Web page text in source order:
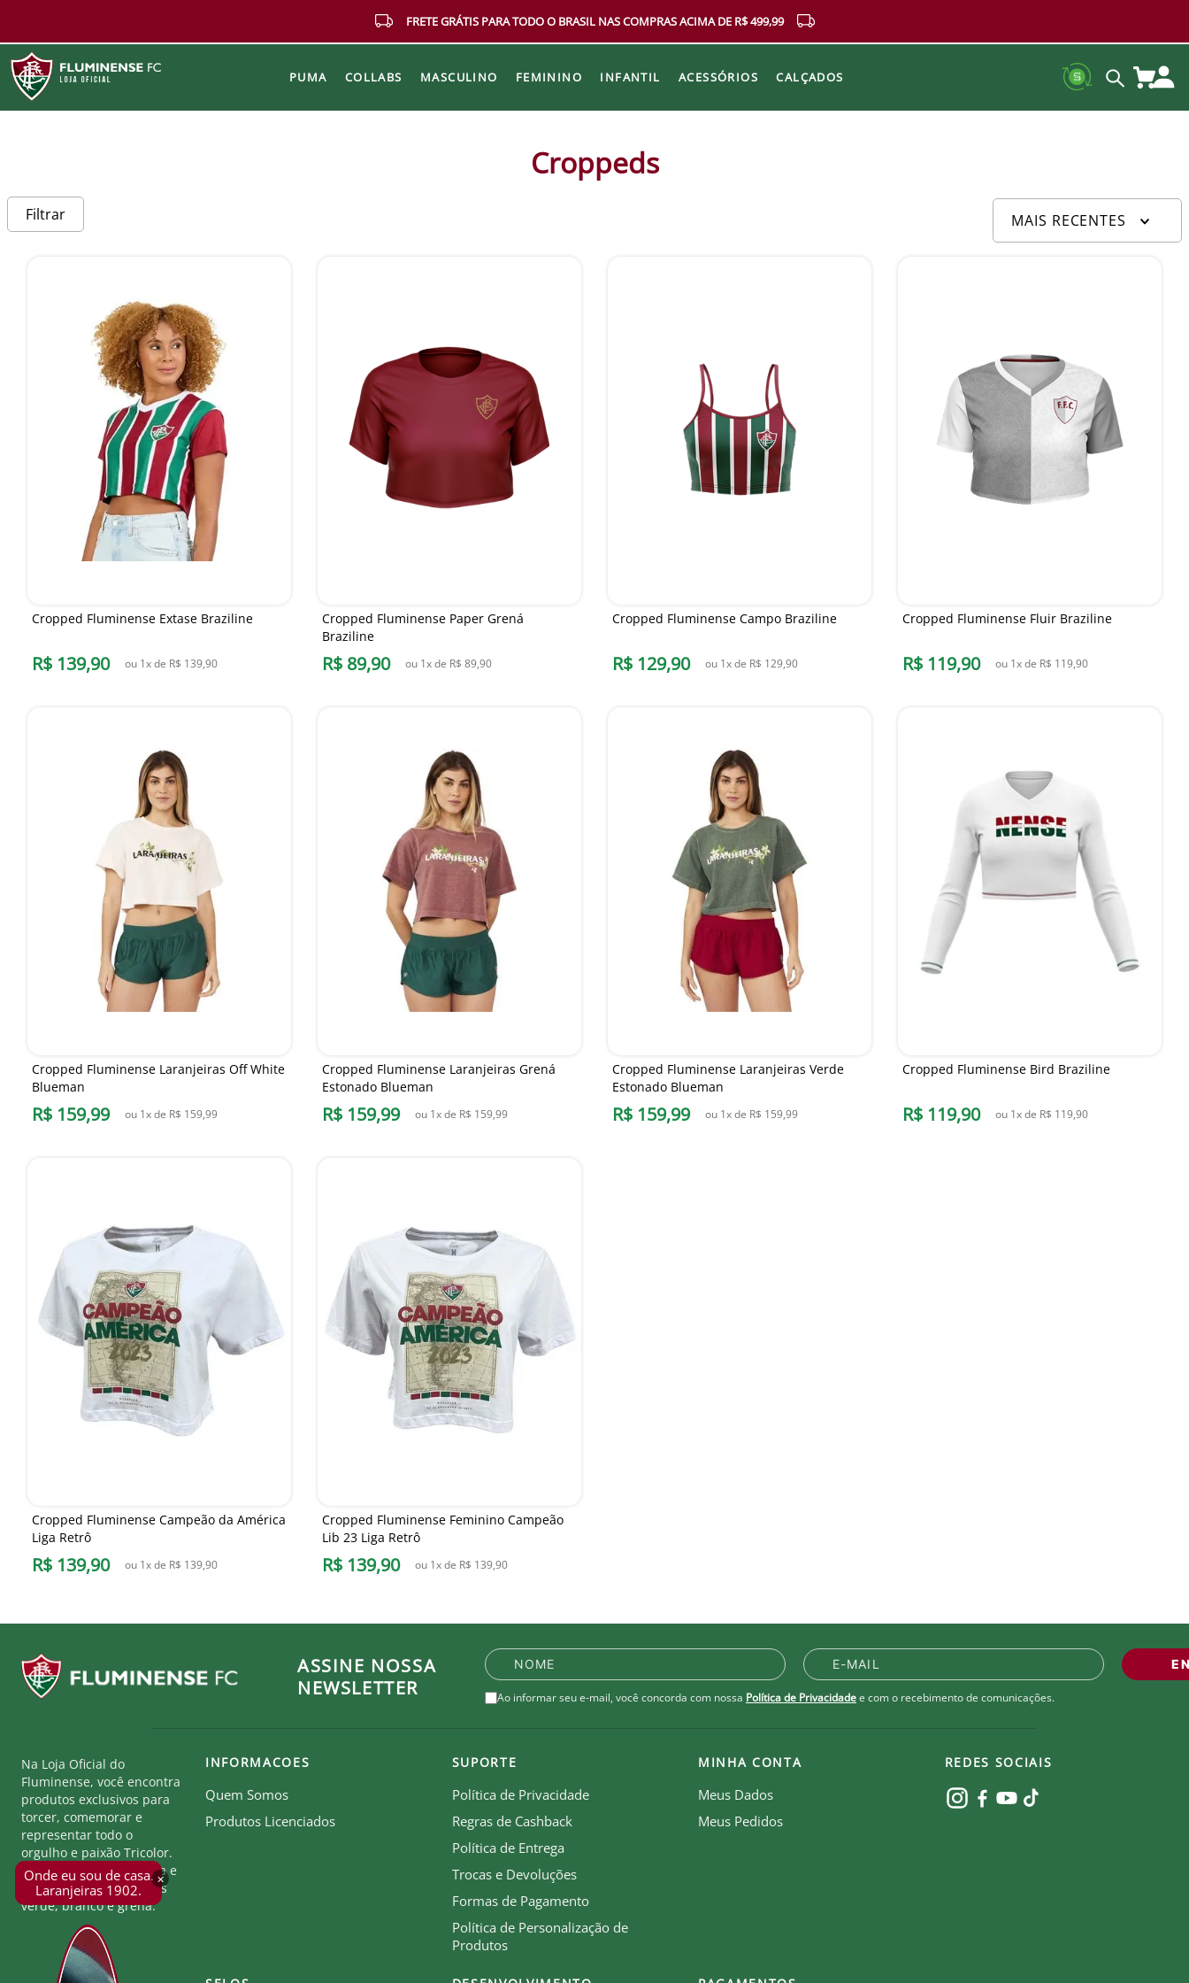
FRETE GRÁTIS PARA TODO O BRASIL NAS COMPRAS ACIMA DE R$ 499,99
PUMA COLLABS MASCULINO FEMININO INFANTIL ACESSÓRIOS CALÇADOS
×
Onde eu sou de casa.
Laranjeiras 1902.
Croppeds
Filtrar MAIS RECENTES
Cropped Fluminense Extase Braziline
R$ 139,90 ou 1x de R$ 139,90
Cropped Fluminense Paper Grená
Braziline
R$ 89,90 ou 1x de R$ 89,90
Cropped Fluminense Campo Braziline
R$ 129,90 ou 1x de R$ 129,90
Cropped Fluminense Fluir Braziline
R$ 119,90 ou 1x de R$ 119,90
Cropped Fluminense Laranjeiras Off White
Blueman
R$ 159,99 ou 1x de R$ 159,99
Cropped Fluminense Laranjeiras Grená
Estonado Blueman
R$ 159,99 ou 1x de R$ 159,99
Cropped Fluminense Laranjeiras Verde
Estonado Blueman
R$ 159,99 ou 1x de R$ 159,99
Cropped Fluminense Bird Braziline
R$ 119,90 ou 1x de R$ 119,90
Cropped Fluminense Campeão da América
Liga Retrô
R$ 139,90 ou 1x de R$ 139,90
Cropped Fluminense Feminino Campeão
Lib 23 Liga Retrô
R$ 139,90 ou 1x de R$ 139,90
ASSINE NOSSA
NEWSLETTER
Ao informar seu e-mail, você concorda com nossa Política de Privacidadee com o recebimento de comunicações.
Na Loja Oficial do
Fluminense, você encontra
produtos exclusivos para
torcer, comemorar e
representar todo o
orgulho e paixão Tricolor.
Seja parte desta história e
mostre a força das cores
verde, branco e grená.
INFORMACOES
Quem Somos
Produtos Licenciados
SUPORTE
Política de Privacidade
Regras de Cashback
Política de Entrega
Trocas e Devoluções
Formas de Pagamento
Política de Personalização de
Produtos
MINHA CONTA
Meus Dados
Meus Pedidos
REDES SOCIAIS